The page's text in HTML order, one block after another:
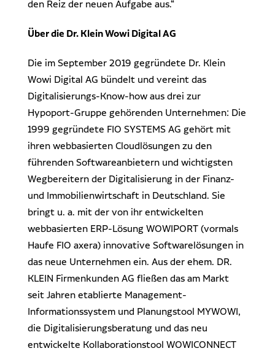
den Reiz der neuen Aufgabe aus.“
Über die Dr. Klein Wowi Digital AG
Die im September 2019 gegründete Dr. Klein
Wowi Digital AG bündelt und vereint das
Digitalisierungs-Know-how aus drei zur
Hypoport-Gruppe gehörenden Unternehmen: Die
1999 gegründete FIO SYSTEMS AG gehört mit
ihren webbasierten Cloudlösungen zu den
führenden Softwareanbietern und wichtigsten
Wegbereitern der Digitalisierung in der Finanz-
und Immobilienwirtschaft in Deutschland. Sie
bringt u. a. mit der von ihr entwickelten
webbasierten ERP-Lösung WOWIPORT (vormals
Haufe FIO axera) innovative Softwarelösungen in
das neue Unternehmen ein. Aus der ehem. DR.
KLEIN Firmenkunden AG fließen das am Markt
seit Jahren etablierte Management-
Informationssystem und Planungstool MYWOWI,
die Digitalisierungsberatung und das neu
entwickelte Kollaborationstool WOWICONNECT